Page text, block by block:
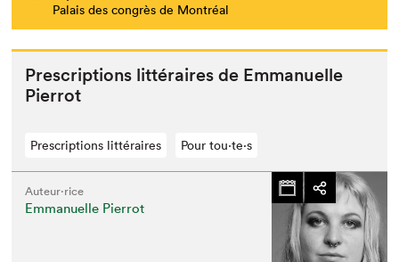
Palais des congrès de Montréal
Pre­scrip­tions lit­téraires de Emmanuelle
Pierrot
Prescriptions littéraires Pour tou⋅te⋅s
Auteur·rice
Emmanuelle Pierrot